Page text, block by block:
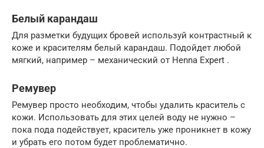
Белый карандаш
Для разметки будущих бровей используй контрастный к
коже и красителям белый карандаш. Подойдет любой
мягкий, например – механический от Henna Expert .
Ремувер
Ремувер просто необходим, чтобы удалить краситель с
кожи. Использовать для этих целей воду не нужно –
пока пода подействует, краситель уже проникнет в кожу
и убрать его потом будет проблематично.